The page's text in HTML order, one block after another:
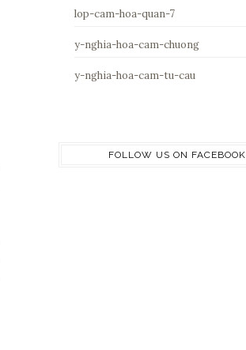
lop-cam-hoa-quan-7
y-nghia-hoa-cam-chuong
y-nghia-hoa-cam-tu-cau
FOLLOW US ON FACEBOOK